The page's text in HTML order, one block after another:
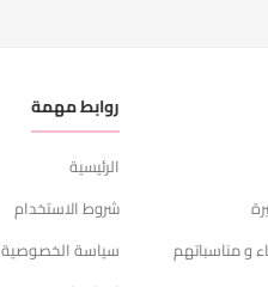
و مناسباتهم
روابط مهمة
الرئيسية
شروط الاستخدام
سياسة الخصوصية